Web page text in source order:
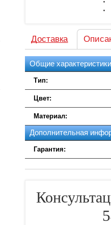
Доставка
Общие
Тип:
Цвет:
Материал:
Дополнительная
Гарантия: